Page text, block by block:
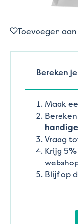
Toevoegen
Bereken
Maak
Vraag
Krijg 5
Blijf op